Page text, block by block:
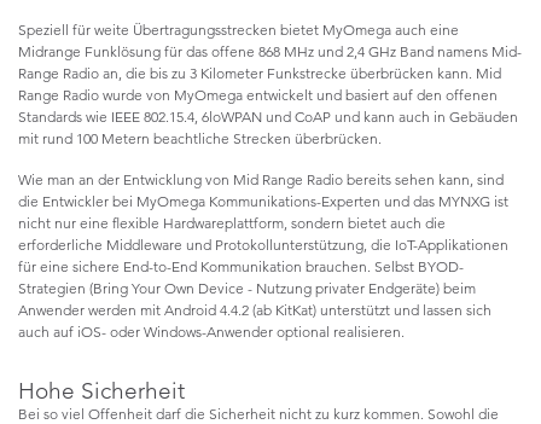
Speziell für weite Übertragungsstrecken bietet MyOmega auch eine
Midrange Funklösung für das offene 868 MHz und 2,4 GHz Band namens Mid-
Range Radio an, die bis zu 3 Kilometer Funkstrecke überbrücken kann. Mid
Range Radio wurde von MyOmega entwickelt und basiert auf den offenen
Standards wie IEEE 802.15.4, 6loWPAN und CoAP und kann auch in Gebäuden
mit rund 100 Metern beachtliche Strecken überbrücken.
Wie man an der Entwicklung von Mid Range Radio bereits sehen kann, sind
die Entwickler bei MyOmega Kommunikations-Experten und das MYNXG ist
nicht nur eine flexible Hardwareplattform, sondern bietet auch die
erforderliche Middleware und Protokollunterstützung, die IoT-Applikationen
für eine sichere End-to-End Kommunikation brauchen. Selbst BYOD-
Strategien (Bring Your Own Device - Nutzung privater Endgeräte) beim
Anwender werden mit Android 4.4.2 (ab KitKat) unterstützt und lassen sich
auch auf iOS- oder Windows-Anwender optional realisieren.
Hohe Sicherheit
Bei so viel Offenheit darf die Sicherheit nicht zu kurz kommen. Sowohl die